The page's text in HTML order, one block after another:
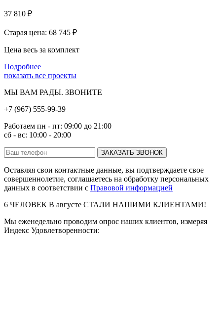
37 810 ₽
Старая цена: 68 745 ₽
Цена весь за комплект
Подробнее
показать все проекты
МЫ ВАМ РАДЫ. ЗВОНИТЕ
+7 (967) 555-99-39
Работаем пн - пт: 09:00 до 21:00
сб - вс: 10:00 - 20:00
ЗАКАЗАТЬ ЗВОНОК
Оставляя свои контактные данные, вы подтверждаете свое
совершеннолетие, соглашаетесь на обработку персональных
данных в соответствии с Правовой информацией
6 ЧЕЛОВЕК В августе СТАЛИ НАШИМИ КЛИЕНТАМИ!
Мы еженедельно проводим опрос наших клиентов, измеряя
Индекс Удовлетворенности: